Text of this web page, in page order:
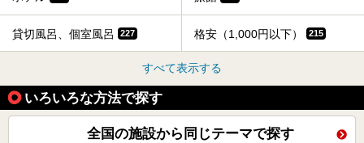
貸切風呂、個室風呂 227 格安（1,000円以下） 215
すべて表示する
いろいろな方法で探す
全国の施設から同じテーマで探す